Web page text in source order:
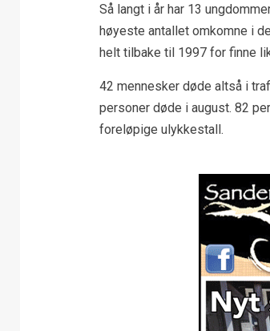
Så langt i år har 13
høyeste antallet omkomne i
helt tilbake til 1997 for finne
42 mennesker døde altså i
personer døde i august. 82
foreløpige ulykkestall.